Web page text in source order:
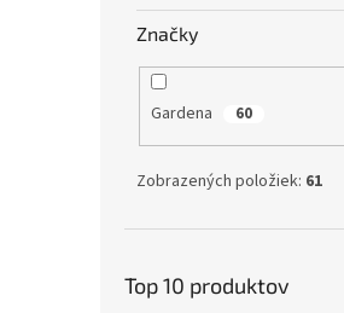
Značky
Gardena 60
Zobrazených položiek: 61
Top 10 produktov